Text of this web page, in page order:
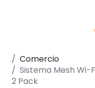
Comercio
Sistema Mesh Wi-
2 Pack